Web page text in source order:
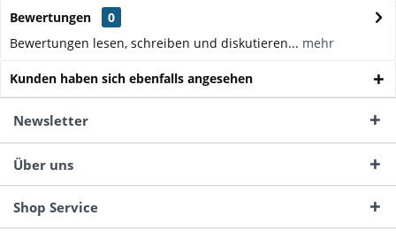
Bewertungen
0
Bewertungen lesen, schreiben und diskutieren... mehr
Kunden haben sich ebenfalls angesehen
Newsletter
Über uns
Shop Service